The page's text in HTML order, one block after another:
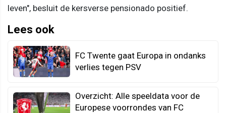
leven", besluit de kersverse pensionado positief.
Lees ook
FC Twente gaat Europa in ondanks
verlies tegen PSV
Overzicht: Alle speeldata voor de
Europese voorrondes van FC